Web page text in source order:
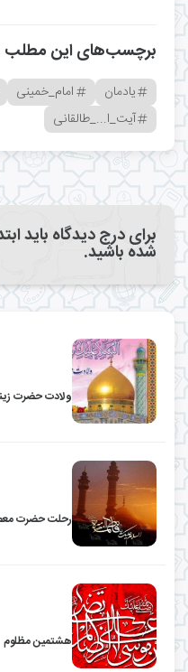
برچسب‌های این مطلب
یادمان امام_خمینی
آیت_ا..._طالقانی
برای درج دیدگاه باید
شده باشید.
ولادت حضرت
رحلت حضرت
هشتمین مظلوم